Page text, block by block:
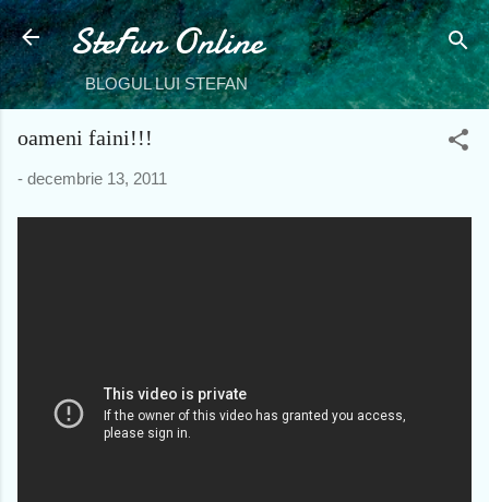
Treceți la conținutul principal
SteFun Online
BLOGUL LUI STEFAN
oameni faini!!!
- decembrie 13, 2011